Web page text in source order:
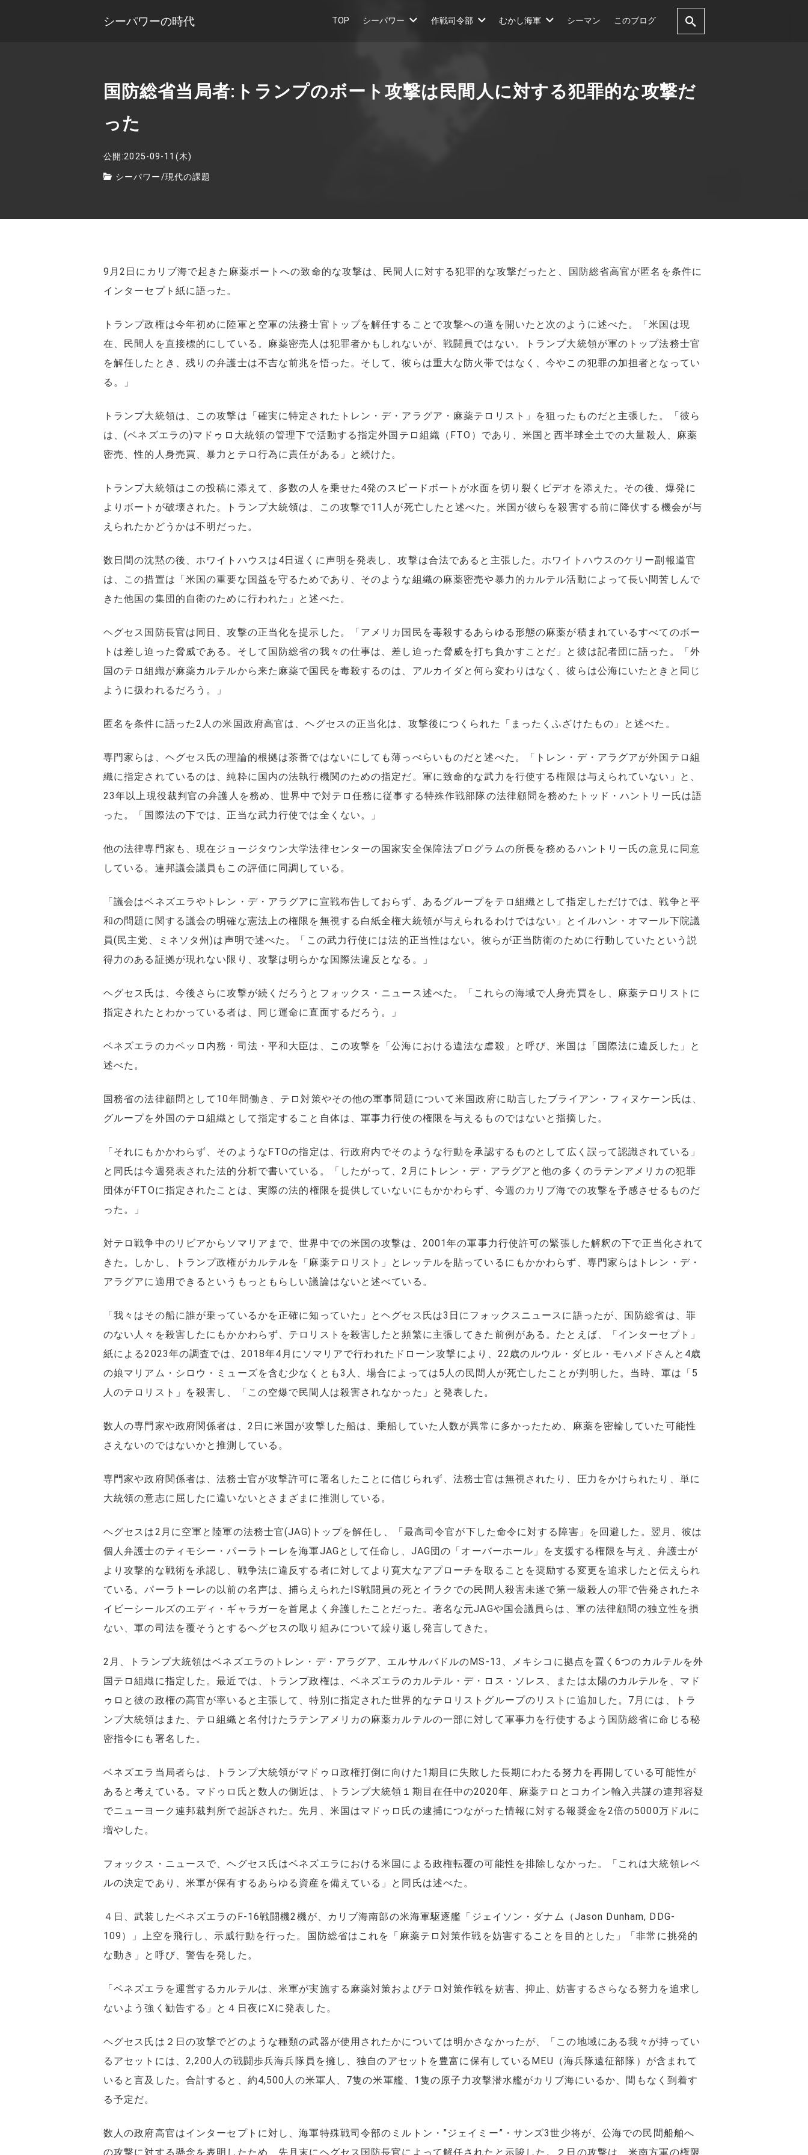
シーパワーの時代 TOP シーパワー 作戦司令部 むかし海軍 シーマン このブログ
国防総省当局者:トランプのボート攻撃は民間人に対する犯罪的な攻撃だ
った
公開:2025-09-11(木)
シーパワー/現代の課題
9月2日にカリブ海で起きた麻薬ボートへの致命的な攻撃は、民間人に対する犯罪的な攻撃だったと、国防総省高官が匿名を条件に
インターセプト紙に語った。
トランプ政権は今年初めに陸軍と空軍の法務士官トップを解任することで攻撃への道を開いたと次のように述べた。「米国は現
在、民間人を直接標的にしている。麻薬密売人は犯罪者かもしれないが、戦闘員ではない。トランプ大統領が軍のトップ法務士官
を解任したとき、残りの弁護士は不吉な前兆を悟った。そして、彼らは重大な防火帯ではなく、今やこの犯罪の加担者となってい
る。」
トランプ大統領は、この攻撃は「確実に特定されたトレン・デ・アラグア・麻薬テロリスト」を狙ったものだと主張した。「彼ら
は、(ベネズエラの)マドゥロ大統領の管理下で活動する指定外国テロ組織（FTO）であり、米国と西半球全土での大量殺人、麻薬
密売、性的人身売買、暴力とテロ行為に責任がある」と続けた。
トランプ大統領はこの投稿に添えて、多数の人を乗せた4発のスピードボートが水面を切り裂くビデオを添えた。その後、爆発に
よりボートが破壊された。トランプ大統領は、この攻撃で11人が死亡したと述べた。米国が彼らを殺害する前に降伏する機会が与
えられたかどうかは不明だった。
数日間の沈黙の後、ホワイトハウスは4日遅くに声明を発表し、攻撃は合法であると主張した。ホワイトハウスのケリー副報道官
は、この措置は「米国の重要な国益を守るためであり、そのような組織の麻薬密売や暴力的カルテル活動によって長い間苦しんで
きた他国の集団的自衛のために行われた」と述べた。
ヘグセス国防長官は同日、攻撃の正当化を提示した。「アメリカ国民を毒殺するあらゆる形態の麻薬が積まれているすべてのボー
トは差し迫った脅威である。そして国防総省の我々の仕事は、差し迫った脅威を打ち負かすことだ」と彼は記者団に語った。「外
国のテロ組織が麻薬カルテルから来た麻薬で国民を毒殺するのは、アルカイダと何ら変わりはなく、彼らは公海にいたときと同じ
ように扱われるだろう。」
匿名を条件に語った2人の米国政府高官は、ヘグセスの正当化は、攻撃後につくられた「まったくふざけたもの」と述べた。
専門家らは、ヘグセス氏の理論的根拠は茶番ではないにしても薄っぺらいものだと述べた。「トレン・デ・アラグアが外国テロ組
織に指定されているのは、純粋に国内の法執行機関のための指定だ。軍に致命的な武力を行使する権限は与えられていない」と、
23年以上現役裁判官の弁護人を務め、世界中で対テロ任務に従事する特殊作戦部隊の法律顧問を務めたトッド・ハントリー氏は語
った。「国際法の下では、正当な武力行使では全くない。」
他の法律専門家も、現在ジョージタウン大学法律センターの国家安全保障法プログラムの所長を務めるハントリー氏の意見に同意
している。連邦議会議員もこの評価に同調している。
「議会はベネズエラやトレン・デ・アラグアに宣戦布告しておらず、あるグループをテロ組織として指定しただけでは、戦争と平
和の問題に関する議会の明確な憲法上の権限を無視する白紙全権大統領が与えられるわけではない」とイルハン・オマール下院議
員(民主党、ミネソタ州)は声明で述べた。「この武力行使には法的正当性はない。彼らが正当防衛のために行動していたという説
得力のある証拠が現れない限り、攻撃は明らかな国際法違反となる。」
ヘグセス氏は、今後さらに攻撃が続くだろうとフォックス・ニュース述べた。「これらの海域で人身売買をし、麻薬テロリストに
指定されたとわかっている者は、同じ運命に直面するだろう。」
ベネズエラのカベッロ内務・司法・平和大臣は、この攻撃を「公海における違法な虐殺」と呼び、米国は「国際法に違反した」と
述べた。
国務省の法律顧問として10年間働き、テロ対策やその他の軍事問題について米国政府に助言したブライアン・フィヌケーン氏は、
グループを外国のテロ組織として指定すること自体は、軍事力行使の権限を与えるものではないと指摘した。
「それにもかかわらず、そのようなFTOの指定は、行政府内でそのような行動を承認するものとして広く誤って認識されている」
と同氏は今週発表された法的分析で書いている。「したがって、2月にトレン・デ・アラグアと他の多くのラテンアメリカの犯罪
団体がFTOに指定されたことは、実際の法的権限を提供していないにもかかわらず、今週のカリブ海での攻撃を予感させるものだ
った。」
対テロ戦争中のリビアからソマリアまで、世界中での米国の攻撃は、2001年の軍事力行使許可の緊張した解釈の下で正当化されて
きた。しかし、トランプ政権がカルテルを「麻薬テロリスト」とレッテルを貼っているにもかかわらず、専門家らはトレン・デ・
アラグアに適用できるというもっともらしい議論はないと述べている。
「我々はその船に誰が乗っているかを正確に知っていた」とヘグセス氏は3日にフォックスニュースに語ったが、国防総省は、罪
のない人々を殺害したにもかかわらず、テロリストを殺害したと頻繁に主張してきた前例がある。たとえば、「インターセプト」
紙による2023年の調査では、2018年4月にソマリアで行われたドローン攻撃により、22歳のルウル・ダヒル・モハメドさんと4歳
の娘マリアム・シロウ・ミューズを含む少なくとも3人、場合によっては5人の民間人が死亡したことが判明した。当時、軍は「5
人のテロリスト」を殺害し、「この空爆で民間人は殺害されなかった」と発表した。
数人の専門家や政府関係者は、2日に米国が攻撃した船は、乗船していた人数が異常に多かったため、麻薬を密輸していた可能性
さえないのではないかと推測している。
専門家や政府関係者は、法務士官が攻撃許可に署名したことに信じられず、法務士官は無視されたり、圧力をかけられたり、単に
大統領の意志に屈したに違いないとさまざまに推測している。
ヘグセスは2月に空軍と陸軍の法務士官(JAG)トップを解任し、「最高司令官が下した命令に対する障害」を回避した。翌月、彼は
個人弁護士のティモシー・パーラトーレを海軍JAGとして任命し、JAG団の「オーバーホール」を支援する権限を与え、弁護士が
より攻撃的な戦術を承認し、戦争法に違反する者に対してより寛大なアプローチを取ることを奨励する変更を追求したと伝えられ
ている。パーラトーレの以前の名声は、捕らえられたIS戦闘員の死とイラクでの民間人殺害未遂で第一級殺人の罪で告発されたネ
イビーシールズのエディ・ギャラガーを首尾よく弁護したことだった。著名な元JAGや国会議員らは、軍の法律顧問の独立性を損
ない、軍の司法を覆そうとするヘグセスの取り組みについて繰り返し発言してきた。
2月、トランプ大統領はベネズエラのトレン・デ・アラグア、エルサルバドルのMS-13、メキシコに拠点を置く6つのカルテルを外
国テロ組織に指定した。最近では、トランプ政権は、ベネズエラのカルテル・デ・ロス・ソレス、または太陽のカルテルを、マド
ゥロと彼の政権の高官が率いると主張して、特別に指定された世界的なテロリストグループのリストに追加した。7月には、トラ
ンプ大統領はまた、テロ組織と名付けたラテンアメリカの麻薬カルテルの一部に対して軍事力を行使するよう国防総省に命じる秘
密指令にも署名した。
ベネズエラ当局者らは、トランプ大統領がマドゥロ政権打倒に向けた1期目に失敗した長期にわたる努力を再開している可能性が
あると考えている。マドゥロ氏と数人の側近は、トランプ大統領１期目在任中の2020年、麻薬テロとコカイン輸入共謀の連邦容疑
でニューヨーク連邦裁判所で起訴された。先月、米国はマドゥロ氏の逮捕につながった情報に対する報奨金を2倍の5000万ドルに
増やした。
フォックス・ニュースで、ヘグセス氏はベネズエラにおける米国による政権転覆の可能性を排除しなかった。「これは大統領レベ
ルの決定であり、米軍が保有するあらゆる資産を備えている」と同氏は述べた。
４日、武装したベネズエラのF-16戦闘機2機が、カリブ海南部の米海軍駆逐艦「ジェイソン・ダナム（Jason Dunham, DDG-
109）」上空を飛行し、示威行動を行った。国防総省はこれを「麻薬テロ対策作戦を妨害することを目的とした」「非常に挑発的
な動き」と呼び、警告を発した。
「ベネズエラを運営するカルテルは、米軍が実施する麻薬対策およびテロ対策作戦を妨害、抑止、妨害するさらなる努力を追求し
ないよう強く勧告する」と４日夜にXに発表した。
ヘグセス氏は２日の攻撃でどのような種類の武器が使用されたかについては明かさなかったが、「この地域にある我々が持ってい
るアセットには、2,200人の戦闘歩兵海兵隊員を擁し、独自のアセットを豊富に保有しているMEU（海兵隊遠征部隊）が含まれて
いると言及した。合計すると、約4,500人の米軍人、7隻の米軍艦、1隻の原子力攻撃潜水艦がカリブ海にいるか、間もなく到着す
る予定だ。
数人の政府高官はインターセプトに対し、海軍特殊戦司令部のミルトン・”ジェイミー”・サンズ3世少将が、公海での民間船舶へ
の攻撃に対する懸念を表明したため、先月末にヘグセス国防長官によって解任されたと示唆した。２日の攻撃は、米南方軍の権限